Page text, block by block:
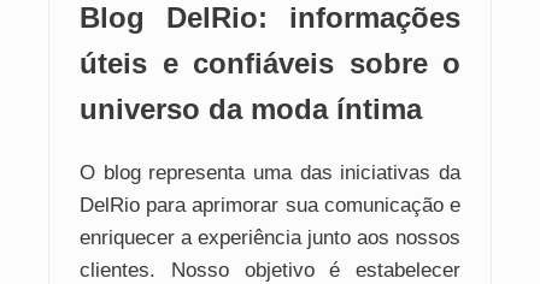
Blog DelRio: informações
úteis e confiáveis sobre o
universo da moda íntima
O blog representa uma das iniciativas da
DelRio para aprimorar sua comunicação e
enriquecer a experiência junto aos nossos
clientes. Nosso objetivo é estabelecer